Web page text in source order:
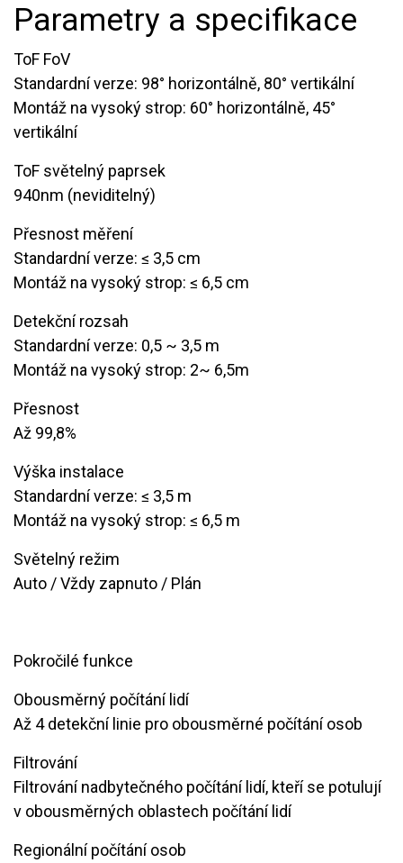
Parametry a specifikace
ToF FoV
Standardní verze: 98° horizontálně, 80° vertikální
Montáž na vysoký strop: 60° horizontálně, 45°
vertikální
ToF světelný paprsek
940nm (neviditelný)
Přesnost měření
Standardní verze: ≤ 3,5 cm
Montáž na vysoký strop: ≤ 6,5 cm
Detekční rozsah
Standardní verze: 0,5 ~ 3,5 m
Montáž na vysoký strop: 2~ 6,5m
Přesnost
Až 99,8%
Výška instalace
Standardní verze: ≤ 3,5 m
Montáž na vysoký strop: ≤ 6,5 m
Světelný režim
Auto / Vždy zapnuto / Plán
Pokročilé funkce
Obousměrný počítání lidí
Až 4 detekční linie pro obousměrné počítání osob
Filtrování
Filtrování nadbytečného počítání lidí, kteří se potulují
v obousměrných oblastech počítání lidí
Regionální počítání osob